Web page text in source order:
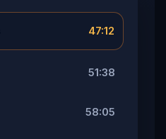
47:12
51:38
58:05